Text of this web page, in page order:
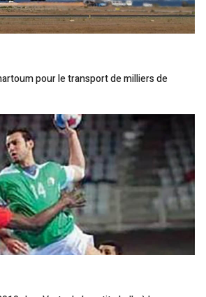
pour le transport de milliers de